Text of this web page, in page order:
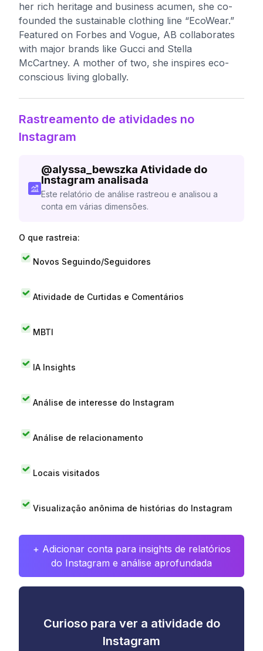
her rich heritage and business acumen, she co-
founded the sustainable clothing line “EcoWear.”
Featured on Forbes and Vogue, AB collaborates
with major brands like Gucci and Stella
McCartney. A mother of two, she inspires eco-
conscious living globally.
Rastreamento de atividades no
Instagram
@alyssa_bewszka Atividade do
Instagram analisada
Este relatório de análise rastreou e analisou a
conta em várias dimensões.
O que rastreia:
Novos Seguindo/Seguidores
Atividade de Curtidas e Comentários
MBTI
IA Insights
Análise de interesse do Instagram
Análise de relacionamento
Locais visitados
Visualização anônima de histórias do Instagram
+ Adicionar conta para insights de relatórios
do Instagram e análise aprofundada
Curioso para ver a atividade do
Instagram